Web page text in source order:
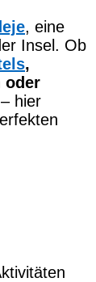
, eine
Insel. Ob
,
oder
– hier